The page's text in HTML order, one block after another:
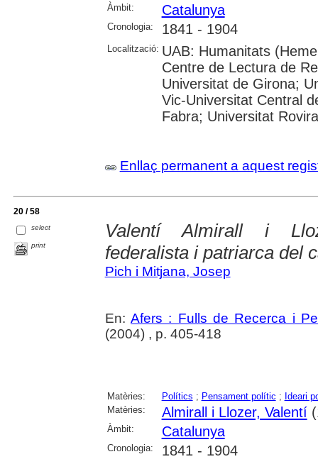
Àmbit: Catalunya
Cronologia: 1841 - 1904
Localització: UAB: Humanitats
Centre de Lectura de
Universitat de Girona;
Vic-Universitat Central
Fabra; Universitat
Enllaç permanent a aquest
20 / 58
select
print
Valentí Almirall i
federalista i patriarca del
Pich i Mitjana, Josep
En: Afers : Fulls de Recerca i
(2004) , p. 405-418
Matèries: Polítics ; Pensament polític ; Ideari
Matèries:
Almirall i Llozer, Valentí
Àmbit: Catalunya
Cronologia: 1841 - 1904